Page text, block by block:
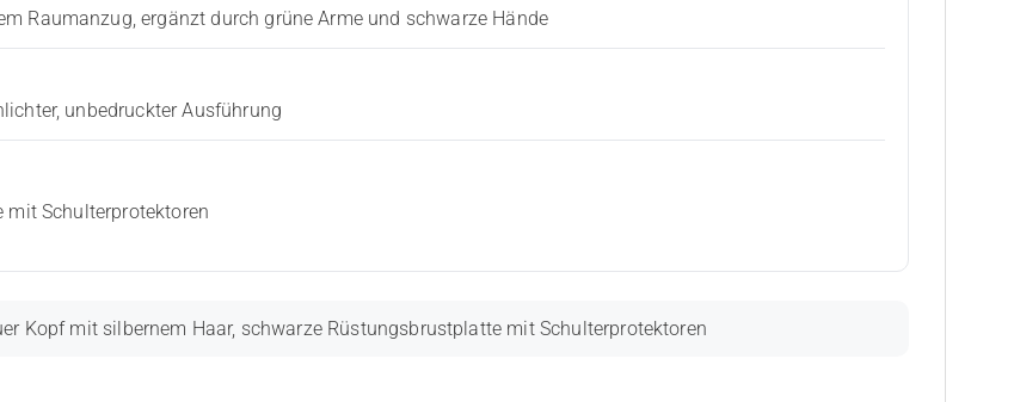
Raumanzug, ergänzt durch grüne Arme und schwarze Hände
unbedruckter Ausführung
Schulterprotektoren
Kopf mit silbernem Haar, schwarze Rüstungsbrustplatte mit Schulterprotektoren